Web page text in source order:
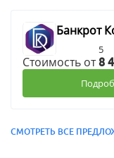
Банкрот
5
Стоимость от8
СМОТРЕТЬ ВСЕ